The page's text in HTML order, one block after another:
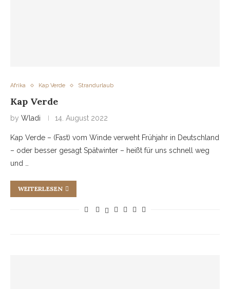
Afrika Kap Verde Strandurlaub
Kap Verde
by Wladi 14. August 2022
Kap Verde – (Fast) vom Winde verweht Frühjahr in Deutschland
– oder besser gesagt Spätwinter – heißt für uns schnell weg
und …
WEITERLESEN